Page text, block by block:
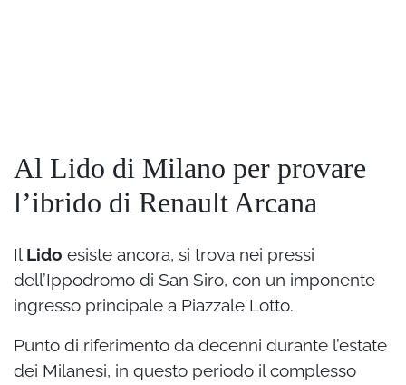
Al Lido di Milano per provare
l’ibrido di Renault Arcana
Il Lido esiste ancora, si trova nei pressi
dell’Ippodromo di San Siro, con un imponente
ingresso principale a Piazzale Lotto.
Punto di riferimento da decenni durante l’estate
dei Milanesi, in questo periodo il complesso